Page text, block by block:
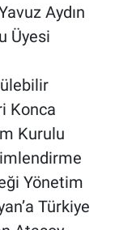
Aydın
Üyesi
Konca
Kurulu
Yönetim
Türkiye